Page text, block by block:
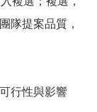
隊提案品質，
行性與影響